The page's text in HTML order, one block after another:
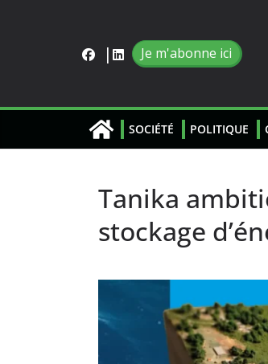
Je m'abonne ici
SOCIÉTÉ POLITIQUE
Tanika
stockage